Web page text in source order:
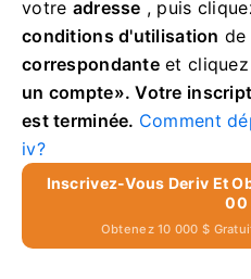
votre adresse , puis
conditions d'utilisation de
correspondanteet cliquez
un compte».Votre
est terminée. Comment
iv?
Inscrivez-Vous Deriv Et
00
Obtenez 10 000 $